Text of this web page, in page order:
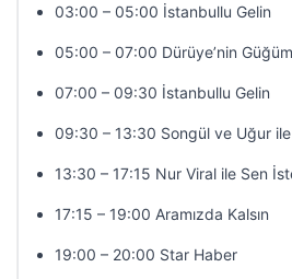
03:00 – 05:00 İstanbullu Gelin
05:00 – 07:00 Dürüye’nin
07:00 – 09:30 İstanbullu Gelin
09:30 – 13:30 Songül ve Uğur
13:30 – 17:15 Nur Viral ile Sen
17:15 – 19:00 Aramızda Kalsın
19:00 – 20:00 Star Haber